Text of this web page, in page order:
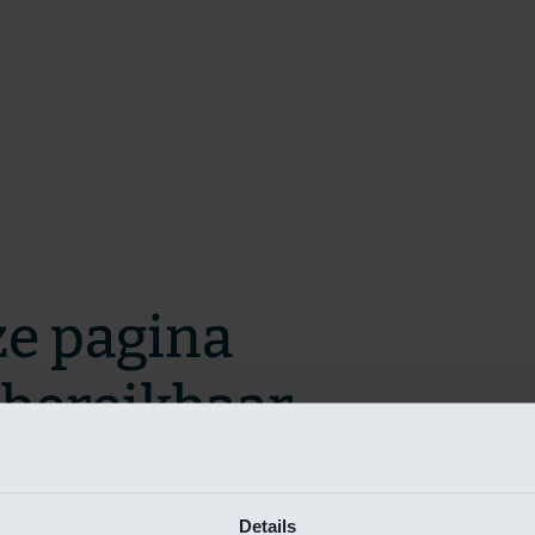
Details
pagina
zo snel mogelijk te verhelpen.